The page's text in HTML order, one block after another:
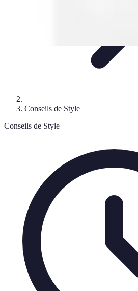
Conseils de Style
Conseils de Style